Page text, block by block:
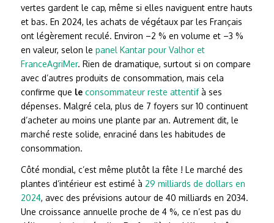
vertes gardent le cap, même si elles naviguent entre hauts
et bas. En 2024, les achats de végétaux par les Français
ont légèrement reculé. Environ –2 % en volume et –3 %
en valeur, selon le panel Kantar pour Valhor et
FranceAgriMer. Rien de dramatique, surtout si on compare
avec d’autres produits de consommation, mais cela
confirme que le consommateur reste attentifà ses
dépenses. Malgré cela, plus de 7 foyers sur 10 continuent
d’acheter au moins une plante par an. Autrement dit, le
marché reste solide, enraciné dans les habitudes de
consommation.
Côté mondial, c’est même plutôt la fête ! Le marché des
plantes d’intérieur est estimé à 29 milliards de dollars en
2024, avec des prévisions autour de 40 milliards en 2034.
Une croissance annuelle proche de 4 %, ce n’est pas du